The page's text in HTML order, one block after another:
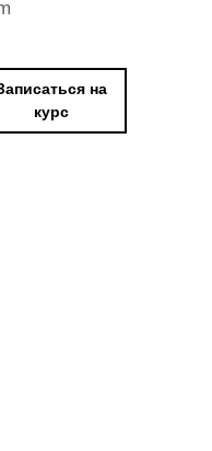
на
курс